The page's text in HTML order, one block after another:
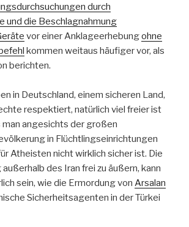
durch
und die Beschlagnahmung
vor einer Anklageerhebungohne
kommen weitaus häufiger vor, als
berichten.
in Deutschland, einem sicheren Land,
respektiert, natürlich viel freier ist
man angesichts der großen
in Flüchtlingseinrichtungen
Atheisten nicht wirklich sicher ist. Die
des Iran frei zu äußern, kann
sein, wie die Ermordung von Arsalan
Sicherheitsagenten in der Türkei